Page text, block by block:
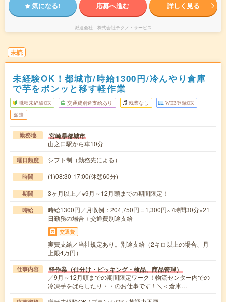
気になる! 応募へ進む 詳しく見る
派遣会社 株式会社テクノ・サービス
未読
未経験OK！都城市/時給1300円/冷んやり倉庫
で芋をポンッと移す軽作業
職種未経験OK 交通費別途支給あり 残業なし WEB登録OK
派遣
勤務地 宮崎県都城市
山之口駅から車10分
曜日頻度 シフト制（勤務先による）
時間 (1)08:30-17:00(休憩60分)
期間 3ヶ月以上／※9月～12月頭までの期間限定！
時給
時給1300円／月収例：204,750円＝1,300円×7時間30分×21
日勤務の場合＋交通費別途支給
交通費
実費支給／当社規定あり。別途支給（2キロ以上の場合、月
上限4万円）
仕事内容 軽作業（仕分け・ピッキング・検品、商品管理）
／9月～12月頭までの期間限定ワーク！物流センター内での
冷凍芋をばらしたり・・のお仕事です！＼＜倉庫…